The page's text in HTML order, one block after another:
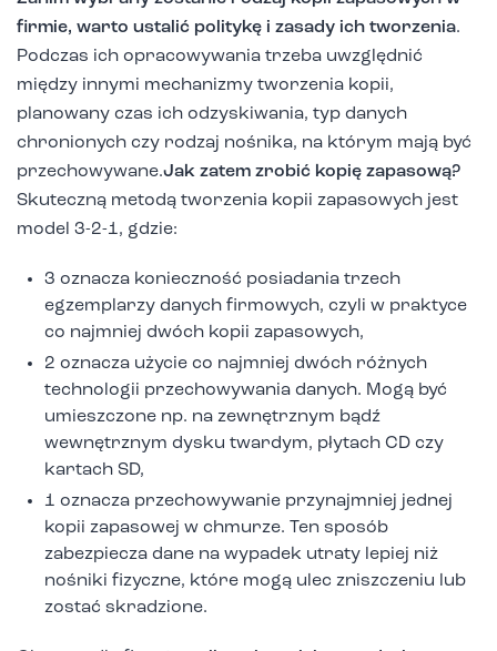
firmie, warto ustalić politykę i zasady ich tworzenia.
Podczas ich opracowywania trzeba uwzględnić
między innymi mechanizmy tworzenia kopii,
planowany czas ich odzyskiwania, typ danych
chronionych czy rodzaj nośnika, na którym mają być
przechowywane.Jak zatem zrobić kopię zapasową?
Skuteczną metodą tworzenia kopii zapasowych jest
model 3-2-1, gdzie:
3 oznacza konieczność posiadania trzech
egzemplarzy danych firmowych, czyli w praktyce
co najmniej dwóch kopii zapasowych,
2 oznacza użycie co najmniej dwóch różnych
technologii przechowywania danych. Mogą być
umieszczone np. na zewnętrznym bądź
wewnętrznym dysku twardym, płytach CD czy
kartach SD,
1 oznacza przechowywanie przynajmniej jednej
kopii zapasowej w chmurze. Ten sposób
zabezpiecza dane na wypadek utraty lepiej niż
nośniki fizyczne, które mogą ulec zniszczeniu lub
zostać skradzione.